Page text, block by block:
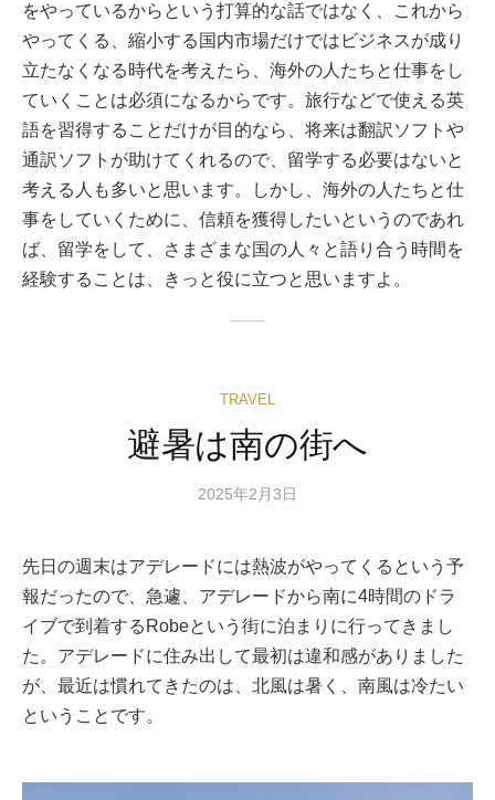
をやっているからという打算的な話ではなく、これから
やってくる、縮小する国内市場だけではビジネスが成り
立たなくなる時代を考えたら、海外の人たちと仕事をし
ていくことは必須になるからです。旅行などで使える英
語を習得することだけが目的なら、将来は翻訳ソフトや
通訳ソフトが助けてくれるので、留学する必要はないと
考える人も多いと思います。しかし、海外の人たちと仕
事をしていくために、信頼を獲得したいというのであれ
ば、留学をして、さまざまな国の人々と語り合う時間を
経験することは、きっと役に立つと思いますよ。
TRAVEL
避暑は南の街へ
2025年2月3日
先日の週末はアデレードには熱波がやってくるという予
報だったので、急遽、アデレードから南に4時間のドラ
イブで到着するRobeという街に泊まりに行ってきまし
た。アデレードに住み出して最初は違和感がありました
が、最近は慣れてきたのは、北風は暑く、南風は冷たい
ということです。